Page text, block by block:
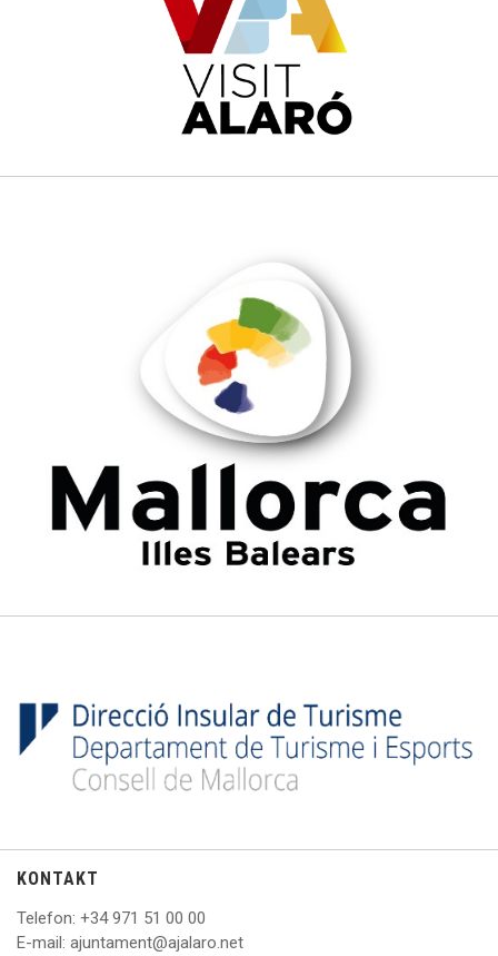
KONTAKT
Telefon: +34 971 51 00 00
E-mail: ajuntament@ajalaro.net